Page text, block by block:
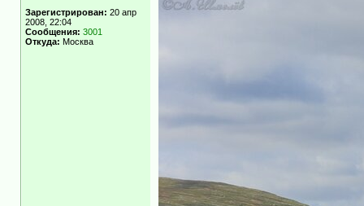
Зарегистрирован: 20 апр
2008, 22:04
Сообщения: 3001
Откуда: Москва